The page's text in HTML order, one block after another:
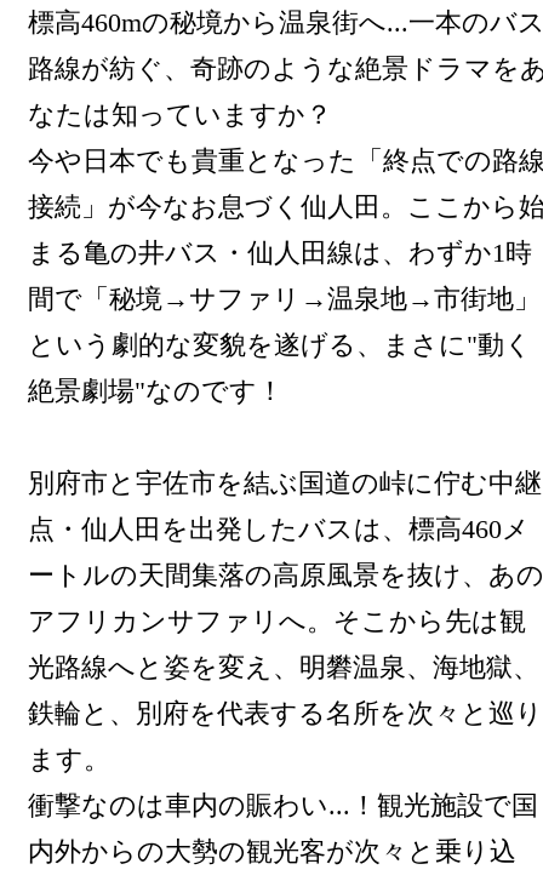
標高460mの秘境から温泉街へ...一本のバ
路線が紡ぐ、奇跡のような絶景ドラマを
なたは知っていますか？
今や日本でも貴重となった「終点での路
接続」が今なお息づく仙人田。ここから
まる亀の井バス・仙人田線は、わずか1時
間で「秘境→サファリ→温泉地→市街地」
という劇的な変貌を遂げる、まさに"動く
絶景劇場"なのです！
別府市と宇佐市を結ぶ国道の峠に佇む中継
点・仙人田を出発したバスは、標高460メ
ートルの天間集落の高原風景を抜け、あの
アフリカンサファリへ。そこから先は観
光路線へと姿を変え、明礬温泉、海地獄、
鉄輪と、別府を代表する名所を次々と巡り
ます。
衝撃なのは車内の賑わい...！観光施設で国
内外からの大勢の観光客が次々と乗り込